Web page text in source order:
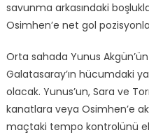
savunma arkasındaki
Osimhen’e net gol
Orta sahada Yunus
Galatasaray’ın hücumdaki
olacak. Yunus’un, Sara ve
kanatlara veya Osimhen’e
maçtaki tempo kontrolünü